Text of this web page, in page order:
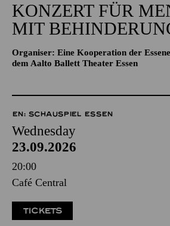
KONZERT FÜR
MIT
Organiser: Eine Kooperation der
dem Aalto Ballett Theater Essen
EN: SCHAUSPIEL ESSEN
Wednesday
23.09.2026
20:00
Café Central
TICKETS